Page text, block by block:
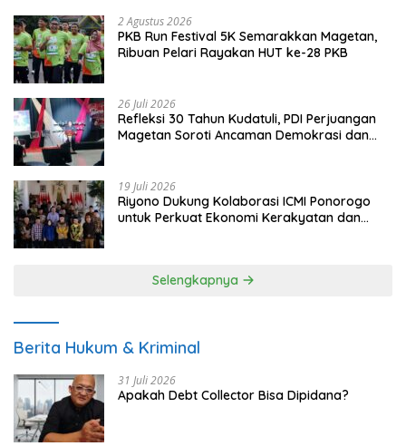
2 Agustus 2026
PKB Run Festival 5K Semarakkan Magetan,
Ribuan Pelari Rayakan HUT ke-28 PKB
26 Juli 2026
Refleksi 30 Tahun Kudatuli, PDI Perjuangan
Magetan Soroti Ancaman Demokrasi dan
19 Juli 2026
Riyono Dukung Kolaborasi ICMI Ponorogo
untuk Perkuat Ekonomi Kerakyatan dan
Selengkapnya
Berita Hukum & Kriminal
31 Juli 2026
Apakah Debt Collector Bisa Dipidana?